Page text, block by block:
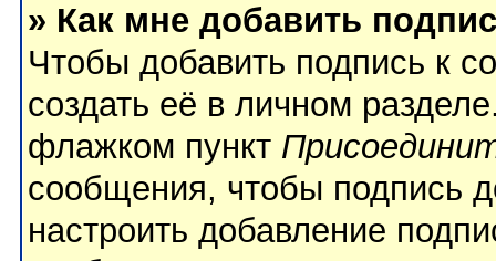
» Как мне добавить
Чтобы добавить подпись к
создать её в личном
флажком пункт
сообщения, чтобы подпись
настроить добавление